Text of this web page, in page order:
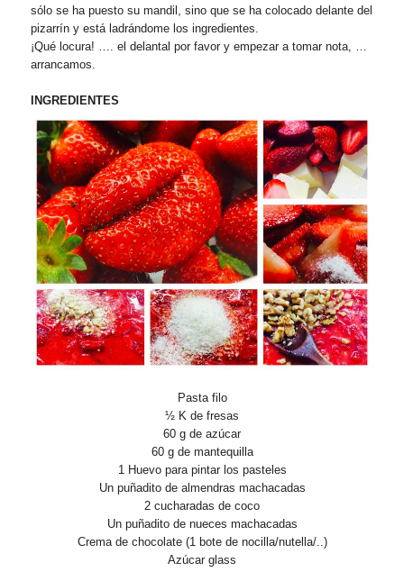
sólo se ha puesto su mandil, sino que se ha colocado delante del
pizarrín y está ladrándome los ingredientes.
¡Qué locura! …. el delantal por favor y empezar a tomar nota, …
arrancamos.
INGREDIENTES
Pasta filo
½ K de fresas
60 g de azúcar
60 g de mantequilla
1 Huevo para pintar los pasteles
Un puñadito de almendras machacadas
2 cucharadas de coco
Un puñadito de nueces machacadas
Crema de chocolate (1 bote de nocilla/nutella/..)
Azúcar glass